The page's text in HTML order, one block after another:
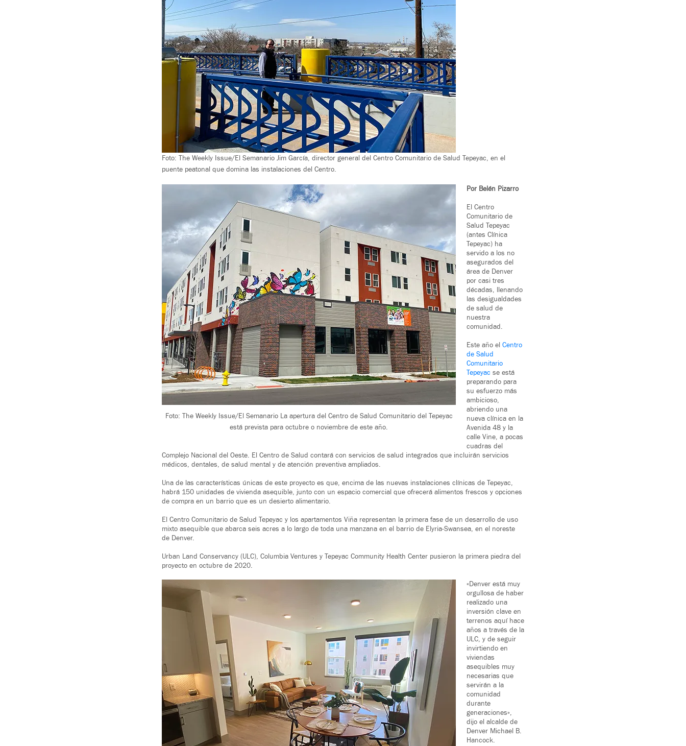
Foto: The Weekly Issue/El Semanario Jim García, director general del Centro Comunitario de Salud Tepeyac, en el
puente peatonal que domina las instalaciones del Centro.
Foto: The Weekly Issue/El Semanario La apertura del Centro de Salud Comunitario del Tepeyac
está prevista para octubre o noviembre de este año.
Por Belén Pizarro
El Centro
Comunitario de
Salud Tepeyac
(antes Clínica
Tepeyac) ha
servido a los no
asegurados del
área de Denver
por casi tres
décadas, llenando
las desigualdades
de salud de
nuestra
comunidad.
Este año el Centro
de Salud
Comunitario
Tepeyac se está
preparando para
su esfuerzo más
ambicioso,
abriendo una
nueva clínica en la
Avenida 48 y la
calle Vine, a pocas
cuadras del
Complejo Nacional del Oeste. El Centro de Salud contará con servicios de salud integrados que incluirán servicios
médicos, dentales, de salud mental y de atención preventiva ampliados.
Una de las características únicas de este proyecto es que, encima de las nuevas instalaciones clínicas de Tepeyac,
habrá 150 unidades de vivienda asequible, junto con un espacio comercial que ofrecerá alimentos frescos y opciones
de compra en un barrio que es un desierto alimentario.
El Centro Comunitario de Salud Tepeyac y los apartamentos Viña representan la primera fase de un desarrollo de uso
mixto asequible que abarca seis acres a lo largo de toda una manzana en el barrio de Elyria-Swansea, en el noreste
de Denver.
Urban Land Conservancy (ULC), Columbia Ventures y Tepeyac Community Health Center pusieron la primera piedra del
proyecto en octubre de 2020.
«Denver está muy
orgullosa de haber
realizado una
inversión clave en
terrenos aquí hace
años a través de la
ULC, y de seguir
invirtiendo en
viviendas
asequibles muy
necesarias que
servirán a la
comunidad
durante
generaciones»,
dijo el alcalde de
Denver Michael B.
Hancock.